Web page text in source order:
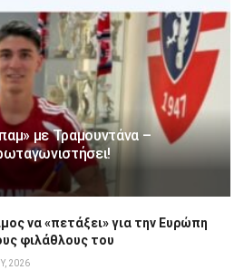
με Τραμουντάνα –
να «πετάξει» για την Ευρώπη
φιλάθλους του
2026